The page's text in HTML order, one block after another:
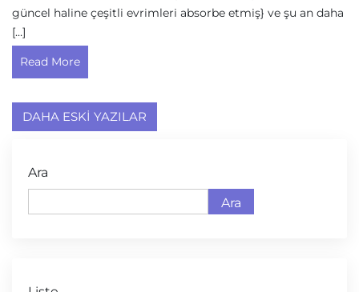
güncel haline çeşitli evrimleri absorbe etmiş} ve şu an daha
[…]
Read More
Yazı
DAHA ESKI YAZILAR
Ara
Ara